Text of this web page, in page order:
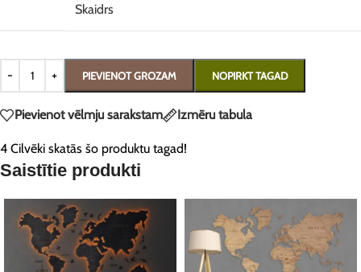
Skaidrs
PIEVIENOT GROZAM NOPIRKT TAGAD
Pievienot vēlmju sarakstam Izmēru tabula
4 Cilvēki skatās šo produktu tagad!
Saistītie produkti